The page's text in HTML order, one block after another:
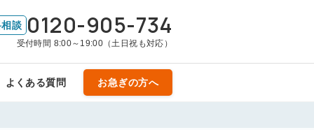
談 0120-905-734
受付時間 8:00～19:00（土日祝も対応）
よくある質問 お急ぎの方へ